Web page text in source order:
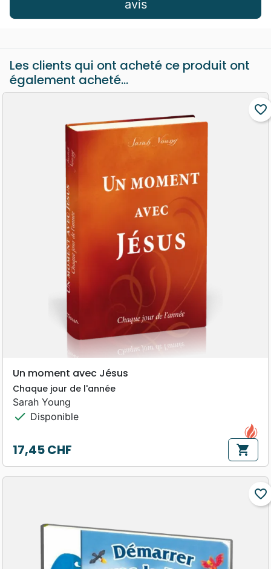
avis
Les clients qui ont acheté ce produit ont
également acheté...
favorite_border
Un moment avec Jésus
Chaque jour de l'année
Sarah Young
check Disponible
Prix
17,45 CHF shopping_cart
favorite_border